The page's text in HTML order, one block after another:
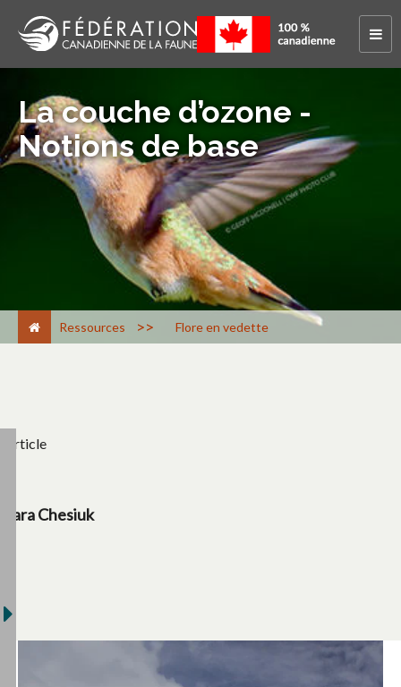
La couche d’ozone -
Notions de base
Ressources > Flore en vedette
Article
Sara Chesiuk